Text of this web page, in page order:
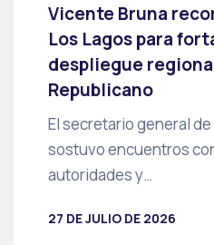
Vicente Bruna
Los Lagos para
despliegue
Republicano
El secretario general
sostuvo encuentros
autoridades y…
27 DE JULIO DE 2026